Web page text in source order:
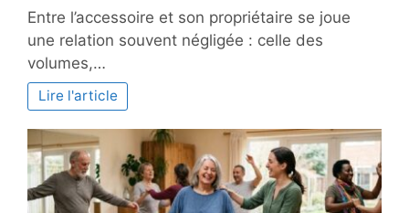
morphologie
du
cuir
et
la
géométrie
Entre l’accessoire et son propriétaire se joue
une relation souvent négligée : celle des
volumes,…
Lire l'article